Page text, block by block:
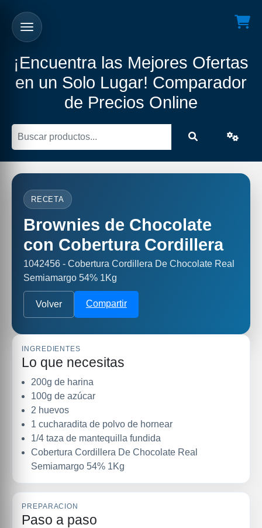
¡Encuentra las Mejores Ofertas
en un Solo Lugar! Comparador
de Precios Online
RECETA
Brownies de Chocolate
con Cobertura Cordillera
1042456 - Cobertura Cordillera De Chocolate Real
Semiamargo 54% 1Kg
Volver Compartir
INGREDIENTES
Lo que necesitas
200g de harina
100g de azúcar
2 huevos
1 cucharadita de polvo de hornear
1/4 taza de mantequilla fundida
Cobertura Cordillera De Chocolate Real
Semiamargo 54% 1Kg
PREPARACION
Paso a paso